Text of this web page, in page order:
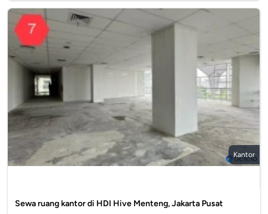
Kantor
Sewa ruang kantor di HDI Hive Menteng, Jakarta Pusat